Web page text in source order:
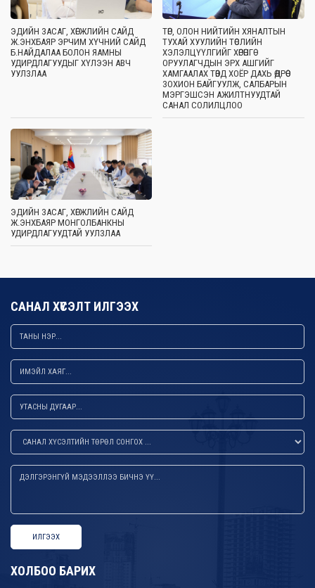
ЭДИЙН ЗАСАГ, ХӨГЖЛИЙН САЙД
Ж.ЭНХБАЯР ЭРЧИМ ХҮЧНИЙ САЙД
Б.НАЙДАЛАА БОЛОН ЯАМНЫ
УДИРДЛАГУУДЫГ ХҮЛЭЭН АВЧ
УУЛЗЛАА
ТӨР, ОЛОН НИЙТИЙН ХЯНАЛТЫН
ТУХАЙ ХУУЛИЙН ТӨСЛИЙН
ХЭЛЭЛЦҮҮЛГИЙГ ХӨРӨНГӨ
ОРУУЛАГЧДЫН ЭРХ АШГИЙГ
ХАМГААЛАХ ТӨВД ХОЁР ДАХЬ ӨДРӨӨ
ЗОХИОН БАЙГУУЛЖ, САЛБАРЫН
МЭРГЭШСЭН АЖИЛТНУУДТАЙ
САНАЛ СОЛИЛЦЛОО
ЭДИЙН ЗАСАГ, ХӨГЖЛИЙН САЙД
Ж.ЭНХБАЯР МОНГОЛБАНКНЫ
УДИРДЛАГУУДТАЙ УУЛЗЛАА
САНАЛ ХҮСЭЛТ ИЛГЭЭХ
ИЛГЭЭХ
ХОЛБОО БАРИХ